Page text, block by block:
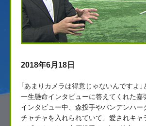
2018年6月18日
「あまりカメラは得意じゃないんですよ」
一生懸命インタビューに答えてくれた嘉
インタビュー中、森投手やバンデンハー
チャチャを入れられていて、愛されキャ